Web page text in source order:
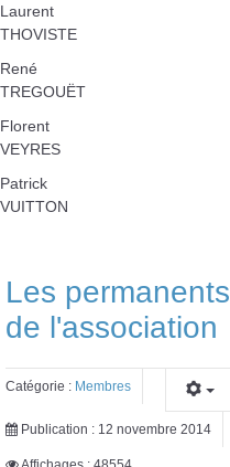
Laurent
THOVISTE
René
TREGOUËT
Florent
VEYRES
Patrick
VUITTON
Les permanents
de l'association
Catégorie : Membres
Publication : 12 novembre 2014